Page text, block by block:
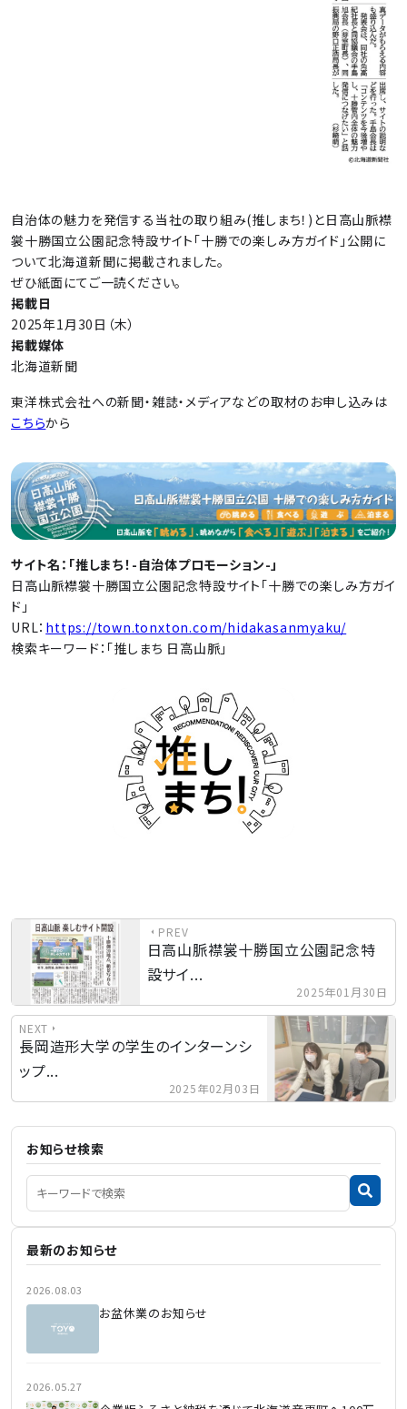
自治体の魅力を発信する当社の取り組み(推しまち！)と日高山脈襟
裳十勝国立公園記念特設サイト「十勝での楽しみ方ガイド」公開に
ついて北海道新聞に掲載されました。
ぜひ紙面にてご一読ください。
掲載日
2025年1月30日（木）
掲載媒体
北海道新聞
東洋株式会社への新聞・雑誌・メディアなどの取材のお申し込みは
こちらから
サイト名：「推しまち！-自治体プロモーション-」
日高山脈襟裳十勝国立公園記念特設サイト「十勝での楽しみ方ガイ
ド」
URL： https://town.tonxton.com/hidakasanmyaku/
検索キーワード：「推しまち 日高山脈」
PREV
日高山脈襟裳十勝国立公園記念特
設サイ...
2025年01月30日
NEXT
長岡造形大学の学生のインターンシ
ップ...
2025年02月03日
お知らせ検索
最新のお知らせ
2026.08.03
お盆休業のお知らせ
2026.05.27